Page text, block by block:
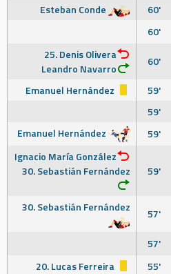
Esteban Conde
60'
60'
25. Denis Olivera
Leandro Navarro
60'
Emanuel Hernández
59'
59'
Emanuel Hernández
59'
Ignacio María González
30. Sebastián Fernández
59'
30. Sebastián Fernández 57'
57'
20. Lucas Ferreira
55'